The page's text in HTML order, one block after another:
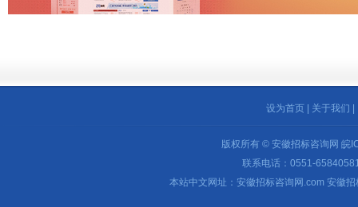
设为首页 关于我们
版权所有 © 安徽招标咨询网 皖
联系电话：0551-
本站中文网址：安徽招标咨询网.com 安徽